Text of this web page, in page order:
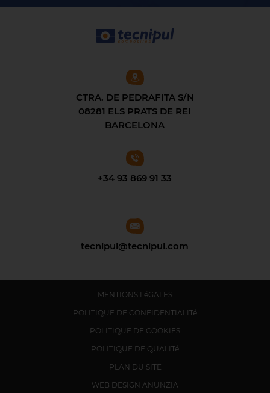
CTRA. DE PEDRAFITA S/N
08281 ELS PRATS DE REI
BARCELONA
+34 93 869 91 33
tecnipul@tecnipul.com
MENTIONS LéGALES
POLITIQUE DE CONFIDENTIALITé
POLITIQUE DE COOKIES
POLITIQUE DE QUALITé
PLAN DU SITE
WEB DESIGN ANUNZIA